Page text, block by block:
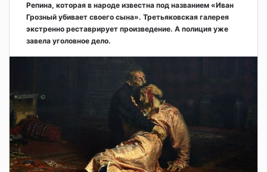
Репина, которая в народе известна под названием «Иван
Грозный убивает своего сына». Третьяковская галерея
экстренно реставрирует произведение. А полиция уже
завела уголовное дело.